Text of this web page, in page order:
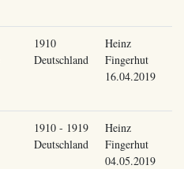
1910
Deutschland
Heinz
Fingerhut
16.04.2019
1910 - 1919
Deutschland
Heinz
Fingerhut
04.05.2019